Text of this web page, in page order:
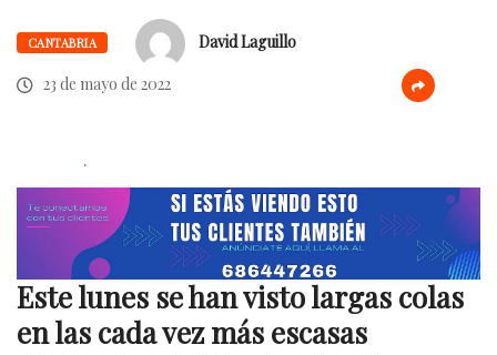
CANTABRIA
David Laguillo
23 de mayo de 2022
.
Este lunes se han visto largas colas
en las cada vez más escasas